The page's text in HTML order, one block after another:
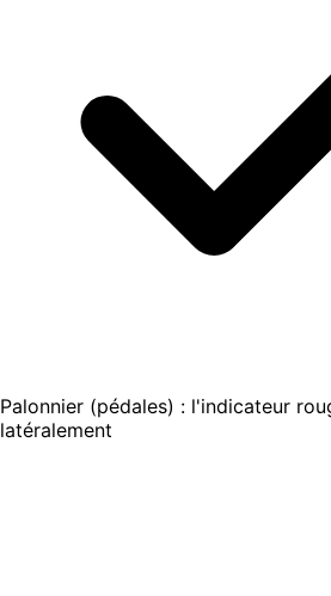
Palonnier (pédales) : l'indicateur
latéralement